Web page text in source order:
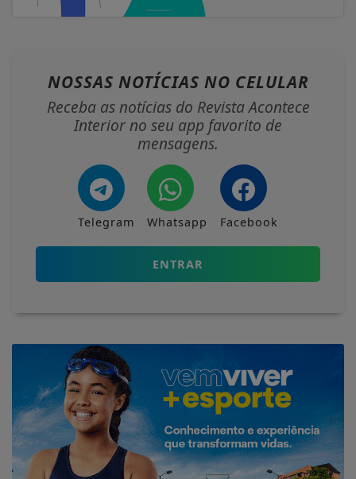
NOSSAS NOTÍCIAS NO CELULAR
Receba as notícias do Revista Acontece
Interior no seu app favorito de
mensagens.
Telegram Whatsapp Facebook
ENTRAR